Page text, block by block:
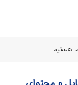
هستیم